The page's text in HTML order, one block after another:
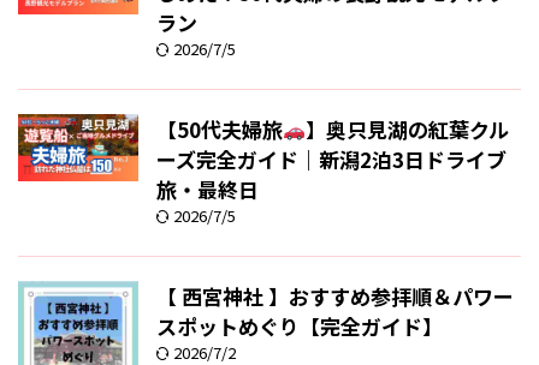
ラン
2026/7/5
【50代夫婦旅
】奥只見湖の紅葉クル
ーズ完全ガイド｜新潟2泊3日ドライブ
旅・最終日
2026/7/5
【 西宮神社 】おすすめ参拝順＆パワー
スポットめぐり【完全ガイド】
2026/7/2